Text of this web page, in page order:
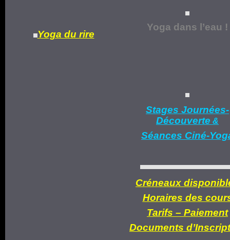
Yoga du rire
Yoga dans l’eau !
Stages Journées-
Découverte &
Séances Ciné-
Créneaux
Horaires des
Tarifs – Paiement
Documents d’